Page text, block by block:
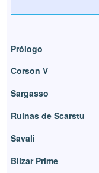
Prólogo
Corson V
Sargasso
Ruinas de Scarstu
Savali
Blizar Prime